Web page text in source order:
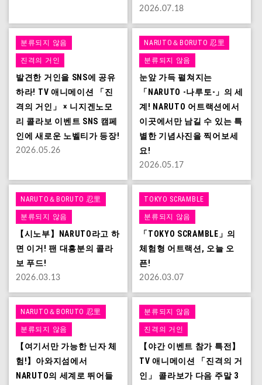
2026.07.18
분류되지 않음
진격의 거인
발견한 거인을 SNS에 공유
하라! TV 애니메이션 「진
격의 거인」 × 니지겐노모
리 콜라보 이벤트 SNS 캠페
인에 새로운 노벨티가 등장!
2026.05.26
NARUTO＆BORUTO 忍里
분류되지 않음
눈앞 가득 펼쳐지는
「NARUTO -나루토-」의 세
계! NARUTO 어트랙션에서
이곳에서만 남길 수 있는 특
별한 기념사진을 찍어보세
요!
2026.05.17
NARUTO＆BORUTO 忍里
분류되지 않음
【시노부】NARUTO라고 하
면 이거! 팬 대흥분의 콜라
보 푸드!
2026.03.13
TOKYO SCRAMBLE
분류되지 않음
「TOKYO SCRAMBLE」의
체험형 어트랙션, 오늘 오
픈!
2026.03.07
NARUTO＆BORUTO 忍里
분류되지 않음
【여기서만 가능한 닌자 체
험!】아와지섬에서
NARUTO의 세계로 뛰어들
분류되지 않음
진격의 거인
【야간 이벤트 참가 특전】
TV 애니메이션 「진격의 거
인」 콜라보가 다음 주말 3